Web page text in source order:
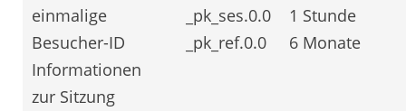
einmalige
Besucher-ID
Informationen
zur Sitzung
_pk_ses.0.0
_pk_ref.0.0
1 Stunde
6 Monate